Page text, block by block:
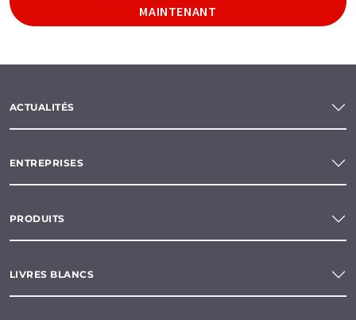
MAINTENANT
ACTUALITÉS
ENTREPRISES
PRODUITS
LIVRES BLANCS